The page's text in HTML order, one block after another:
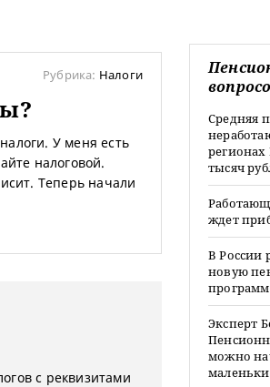
Рубрика: Налоги
У меня есть
налоговой.
Теперь начали
с реквизитами
Средняя
тысяч
ждет
В России
новую
Эксперт
можно